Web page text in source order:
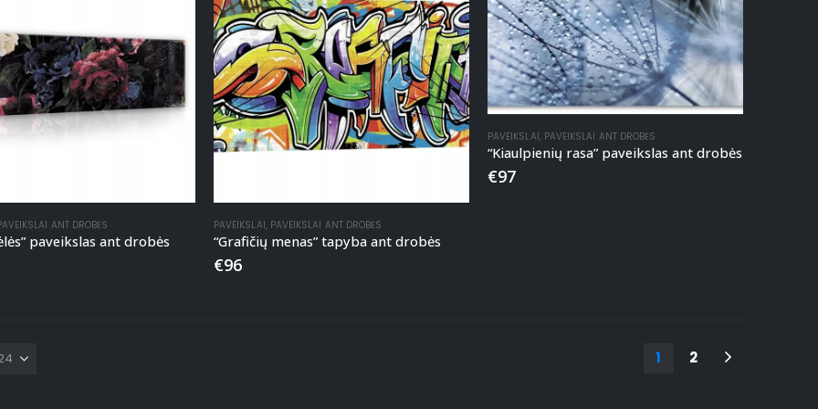
ANT DROBĖS
paveikslas ant drobės
PAVEIKSLAI, PAVEIKSLAI ANT DROBĖS
“Grafičių menas” tapyba ant drobės
€96
PAVEIKSLAI, PAVEIKSLAI ANT DROBĖS
“Kiaulpienių rasa” paveikslas ant drobės
€97
1 2